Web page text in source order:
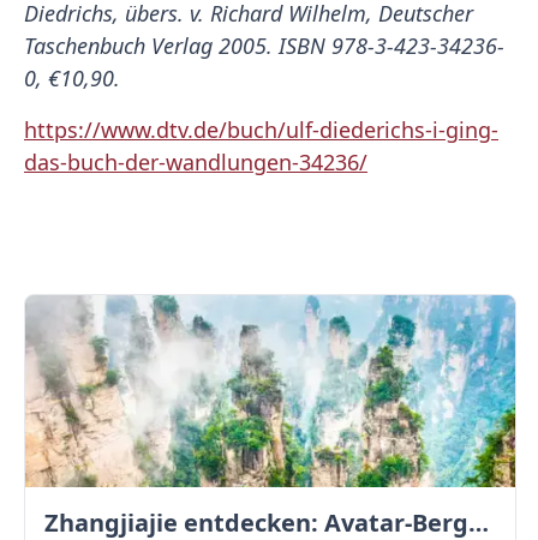
Diedrichs, übers. v. Richard Wilhelm, Deutscher
Taschenbuch Verlag 2005. ISBN 978-3-423-34236-
0, €10,90.
https://www.dtv.de/buch/ulf-diederichs-i-ging-
das-buch-der-wandlungen-34236/
Zhangjiajie entdecken: Avatar-Berge & Altstadt von Fenghuang